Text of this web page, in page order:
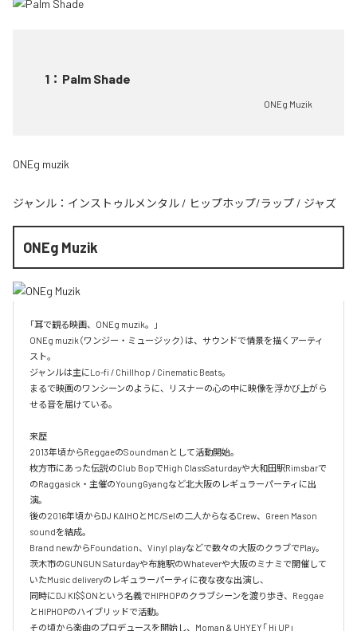
1 ： Palm Shade
ONEg Muzik
ONEg muzik
ジャンル： インストゥルメンタル / ヒップホップ/ラップ / ジャズ
ONEg Muzik
「耳で観る映画、ONEg muzik。」
ONEg muzik（ワンジー・ミュージック）は、サウンドで情景を描くアーティ
スト。
ジャンルは主にLo-fi / Chillhop / Cinematic Beats。
まるで映画のワンシーンのように、リスナーの心の中に映像を浮かび上がら
せる音を届けている。
来歴
2013年頃からReggaeのSoundmanとして活動開始。
枚方市にあった伝説のClub BopでHigh ClassSaturdayや大和田駅Rimsbarで
のRaggasick・主催のYoungGyangなど北大阪のレギュラーパーティに出
演。
後の2016年頃からDJ KAIHOとMC/Selの二人からなるCrew、Green Mason
soundを結成。
Brand newからFoundation、Vinyl playなどで数々の大阪のクラブでPlay。
茨木市のGUNGUN Saturdayや布施駅のWhateverや大阪のミナミで開催して
いたMusic deliveryのレギュラーパーティに夜な夜な出演し、
同時にDJ KI$$ONという名義でHIPHOPのクラブシーンを渡り歩き、Reggae
とHIPHOPのハイブリッドで活動。
その頃から楽曲のプロデュースを開始し、Moman & UHYEY「 Hi UP」